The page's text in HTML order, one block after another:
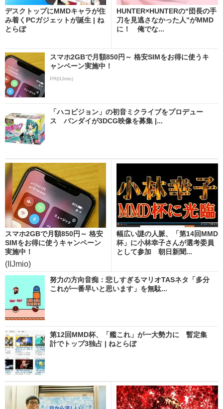
デスクトップにMMDキャラが住
み着くPCガジェットが誕生 | ね
とらぼ
HUNTER×HUNTERの“団長の手
刀を見逃さなかった人”がMMD
に！ 俺でな...
スマホ2GBで月額850円～ 格安SIMをお得に使うキ
ャンペーン実施中！
PR(IIJmio)
「ハコビジョン」の初音ミクライブをプロデュー
ス バンダイが3DCG映像を募集 |...
スマホ2GBで月額850円～ 格安
SIMをお得に使うキャンペーン
実施中！
(IIJmio)
幅広い謎の人脈、「第14回MMD
杯」に小林幸子さんが選考委員
として参加 朝日新聞...
努力の方向音痴：悲しすぎるマリオTASネタ「多分
これが一番早いと思います」を無駄...
第12回MMD杯、「艦これ」が一大勢力に 暫定集
計でトップ3独占 | ねとらぼ